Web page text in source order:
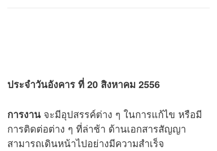
ประจำวันอังคาร ที่ 20 สิงหาคม 2556
การงาน จะมีอุปสรรค์ต่าง ๆ ในการแก้ไข หรือมี
การติดต่อต่าง ๆ ที่ล่าช้า ด้านเอกสารสัญญา
สามารถเดินหน้าไปอย่างมีความสำเร็จ